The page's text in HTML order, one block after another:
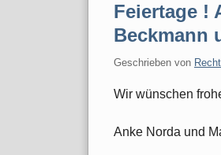
Feiertage !
Beckmann
Geschrieben von
Wir wünschen
Anke Norda und